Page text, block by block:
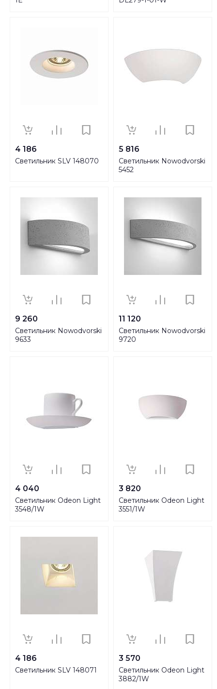
4 186
Светильник SLV 148070
5 816
Светильник Nowodvorski
5452
9 260
Светильник Nowodvorski
9633
11 120
Светильник Nowodvorski
9720
4 040
Светильник Odeon Light
3548/1W
3 820
Светильник Odeon Light
3551/1W
4 186
Светильник SLV 148071
3 570
Светильник Odeon Light
3882/1W